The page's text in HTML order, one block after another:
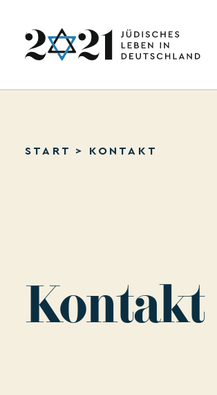
START > KONTAKT
Kontakt